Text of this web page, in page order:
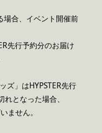
合、イベント開催前
先行予約分のお届け
ズ」はHYPSTER先行
となった場合、
ません。